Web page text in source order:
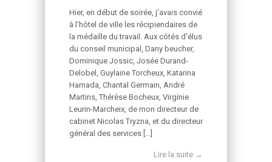
Hier, en début de soirée, j’avais convié
à l’hôtel de ville les récipiendaires de
la médaille du travail. Aux côtés d’élus
du conseil municipal, Dany beucher,
Dominique Jossic, Josée Durand-
Delobel, Guylaine Torcheux, Katarina
Hamada, Chantal Germain, André
Martins, Thérèse Bocheux, Virginie
Leurin-Marcheix, de mon directeur de
cabinet Nicolas Tryzna, et du directeur
général des services […]
Lire la suite →